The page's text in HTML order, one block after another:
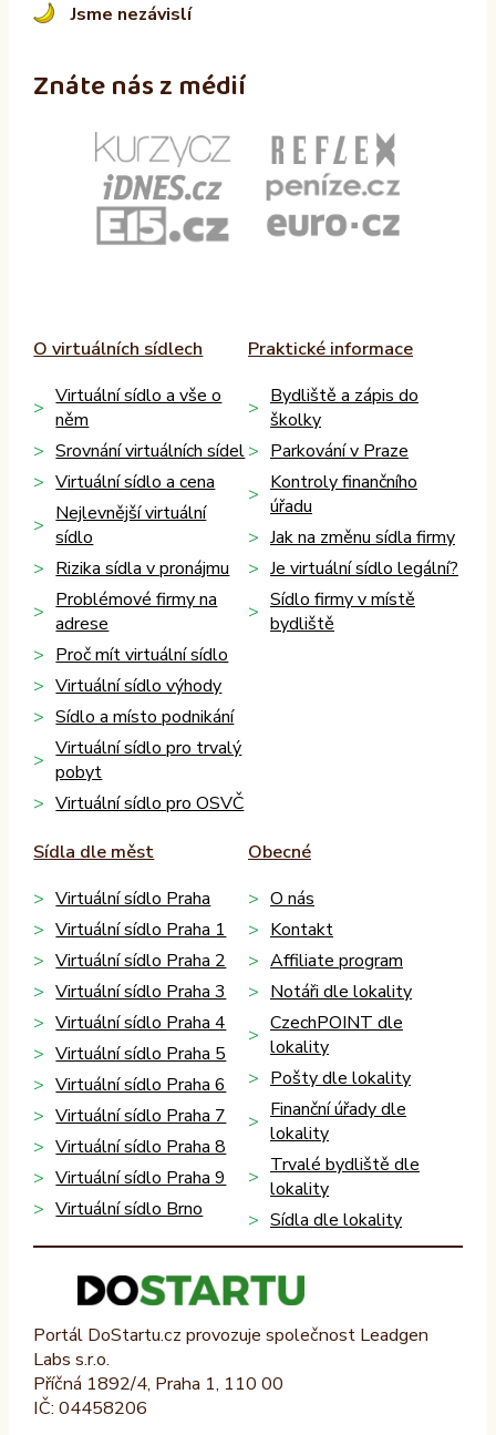
Jsme nezávislí
Znáte nás z médií
O virtuálních sídlech
Virtuální sídlo a vše o
něm
Srovnání virtuálních sídel
Virtuální sídlo a cena
Nejlevnější virtuální
sídlo
Rizika sídla v pronájmu
Problémové firmy na
adrese
Proč mít virtuální sídlo
Virtuální sídlo výhody
Sídlo a místo podnikání
Virtuální sídlo pro trvalý
pobyt
Virtuální sídlo pro OSVČ
Praktické informace
Bydliště a zápis do
školky
Parkování v Praze
Kontroly finančního
úřadu
Jak na změnu sídla firmy
Je virtuální sídlo legální?
Sídlo firmy v místě
bydliště
Sídla dle měst
Virtuální sídlo Praha
Virtuální sídlo Praha 1
Virtuální sídlo Praha 2
Virtuální sídlo Praha 3
Virtuální sídlo Praha 4
Virtuální sídlo Praha 5
Virtuální sídlo Praha 6
Virtuální sídlo Praha 7
Virtuální sídlo Praha 8
Virtuální sídlo Praha 9
Virtuální sídlo Brno
Obecné
O nás
Kontakt
Affiliate program
Notáři dle lokality
CzechPOINT dle
lokality
Pošty dle lokality
Finanční úřady dle
lokality
Trvalé bydliště dle
lokality
Sídla dle lokality
Portál DoStartu.cz provozuje společnost Leadgen
Labs s.r.o.
Příčná 1892/4, Praha 1, 110 00
IČ: 04458206